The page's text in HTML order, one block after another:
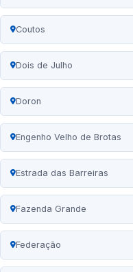
Coutos
Dois de Julho
Doron
Engenho Velho de Brotas
Estrada das Barreiras
Fazenda Grande
Federação